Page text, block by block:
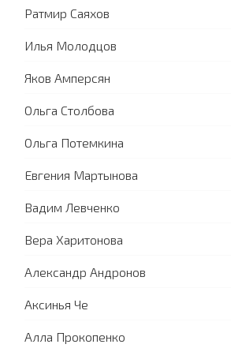
Ратмир Саяхов
Илья Молодцов
Яков Амперсян
Ольга Столбова
Ольга Потемкина
Евгения Мартынова
Вадим Левченко
Вера Харитонова
Александр Андронов
Аксинья Че
Алла Прокопенко